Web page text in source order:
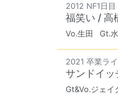
2012 NF1日
福笑い / 高
Vo.生田 Gt.
2021 卒業ラ
サンドイ
Gt&Vo.ジェイ